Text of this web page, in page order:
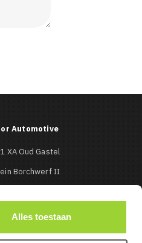
Alles toestaan
Automotive
XA Oud Gastel
Borchwerf II
0165-513427